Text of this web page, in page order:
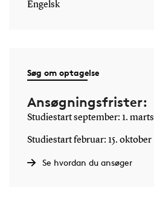
Engelsk
Søg om optagelse
Ansøgningsfrister:
Studiestart september: 1. marts
Studiestart februar: 15. oktober
Se hvordan du ansøger